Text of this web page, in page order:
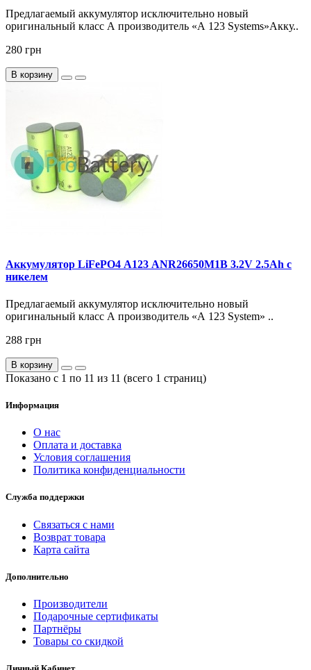
Предлагаемый аккумулятор исключительно новый
оригинальный класс А производитель «А 123 Systems»Акку..
280 грн
В корзину
Аккумулятор LiFePO4 А123 ANR26650M1B 3.2V 2.5Ah с
никелем
Предлагаемый аккумулятор исключительно новый
оригинальный класс А производитель «А 123 System» ..
288 грн
В корзину
Показано с 1 по 11 из 11 (всего 1 страниц)
Информация
О нас
Оплата и доставка
Условия соглашения
Политика конфиденциальности
Служба поддержки
Связаться с нами
Возврат товара
Карта сайта
Дополнительно
Производители
Подарочные сертификаты
Партнёры
Товары со скидкой